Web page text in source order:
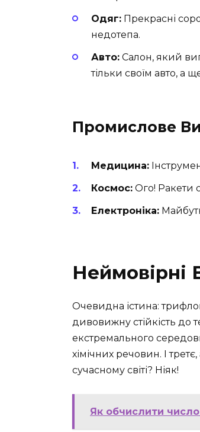
Одяг: Прекрасні
недотепа.
Авто: Салон, який
тільки своїм авто, а
Промислове
Медицина:
Космос: Ого! Ракети
Електроніка:
Неймовірні
Очевидна істина:
дивовижну стійкість до
екстремального
хімічних речовин. І
сучасному світі? Ніяк!
Як обчислити